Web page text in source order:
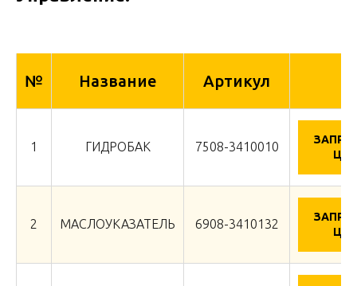
№ Название Артикул
1 ГИДРОБАК 7508-3410010
2 МАСЛОУКАЗАТЕЛЬ 6908-3410132